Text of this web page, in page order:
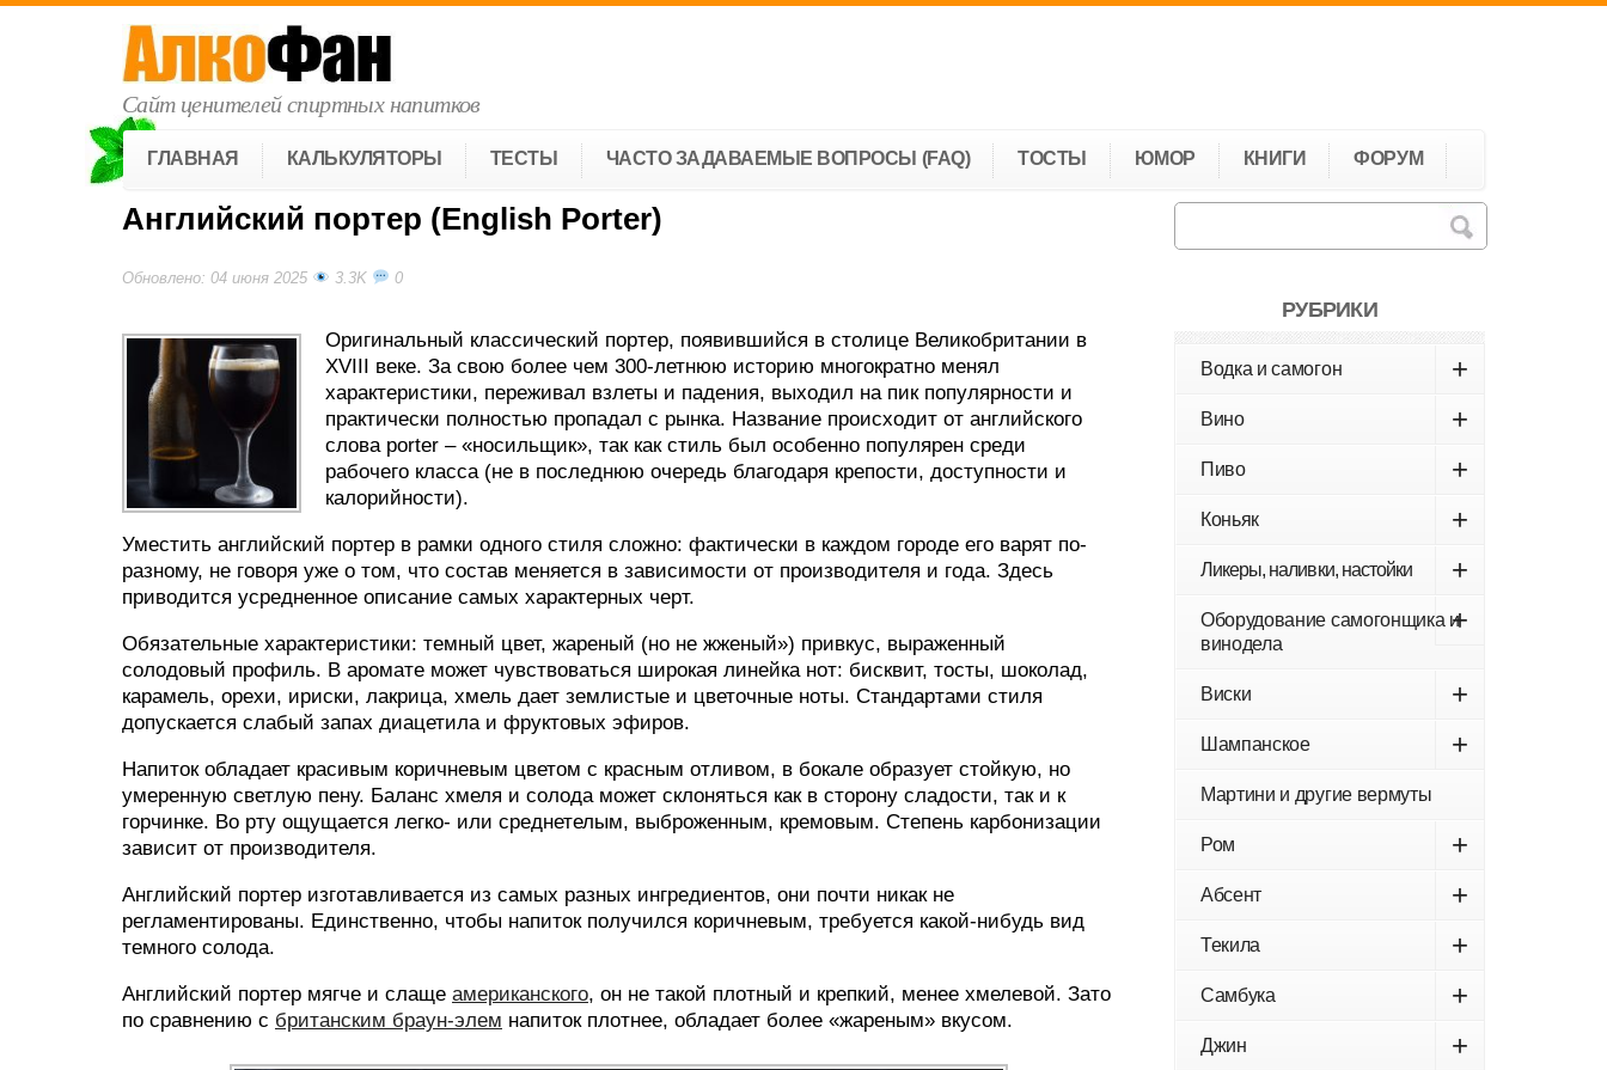
Сайт ценителей спиртных напитков
ГЛАВНАЯ КАЛЬКУЛЯТОРЫ ТЕСТЫ ЧАСТО ЗАДАВАЕМЫЕ ВОПРОСЫ (FAQ) ТОСТЫ ЮМОР КНИГИ ФОРУМ
Английский портер (English Porter)
Обновлено: 04 июня 2025 3.3K 0
Оригинальный классический портер, появившийся в столице Великобритании в
XVIII веке. За свою более чем 300-летнюю историю многократно менял
характеристики, переживал взлеты и падения, выходил на пик популярности и
практически полностью пропадал с рынка. Название происходит от английского
слова porter – «носильщик», так как стиль был особенно популярен среди
рабочего класса (не в последнюю очередь благодаря крепости, доступности и
калорийности).
Уместить английский портер в рамки одного стиля сложно: фактически в каждом городе его варят по-
разному, не говоря уже о том, что состав меняется в зависимости от производителя и года. Здесь
приводится усредненное описание самых характерных черт.
Обязательные характеристики: темный цвет, жареный (но не жженый») привкус, выраженный
солодовый профиль. В аромате может чувствоваться широкая линейка нот: бисквит, тосты, шоколад,
карамель, орехи, ириски, лакрица, хмель дает землистые и цветочные ноты. Стандартами стиля
допускается слабый запах диацетила и фруктовых эфиров.
Напиток обладает красивым коричневым цветом с красным отливом, в бокале образует стойкую, но
умеренную светлую пену. Баланс хмеля и солода может склоняться как в сторону сладости, так и к
горчинке. Во рту ощущается легко- или среднетелым, выброженным, кремовым. Степень карбонизации
зависит от производителя.
Английский портер изготавливается из самых разных ингредиентов, они почти никак не
регламентированы. Единственно, чтобы напиток получился коричневым, требуется какой-нибудь вид
темного солода.
Английский портер мягче и слаще американского, он не такой плотный и крепкий, менее хмелевой. Зато
по сравнению с британским браун-элем напиток плотнее, обладает более «жареным» вкусом.
РУБРИКИ
Водка и самогон +
Вино +
Пиво +
Коньяк +
Ликеры, наливки, настойки +
Оборудование самогонщика и
винодела
+
Виски +
Шампанское +
Мартини и другие вермуты
Ром +
Абсент +
Текила +
Самбука +
Джин +